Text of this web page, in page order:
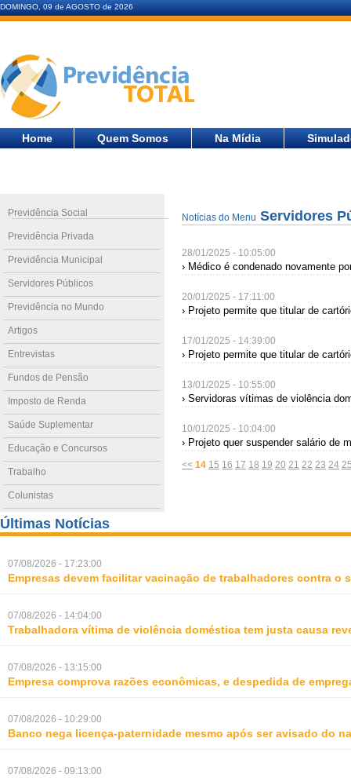
DOMINGO, 09 de AGOSTO de 2026
Home Quem Somos Na Mídia
Previdência Social
Previdência Privada
Previdência Municipal
Servidores Públicos
Previdência no Mundo
Artigos
Entrevistas
Fundos de Pensão
Imposto de Renda
Saúde Suplementar
Educação e Concursos
Trabalho
Colunistas
Notícias do Menu Servidores
28/01/2025 - 10:05:00
› Médico é condenado novamente
20/01/2025 - 17:11:00
› Projeto permite que titular de
17/01/2025 - 14:39:00
› Projeto permite que titular de
13/01/2025 - 10:55:00
› Servidoras vítimas de violência
10/01/2025 - 10:04:00
› Projeto quer suspender salário de
<< 14 15 16 17 18 19 20 21 22 23 24
Últimas Notícias
07/08/2026 - 17:23:00
Empresas devem facilitar vacinação de trabalhadores contra o
07/08/2026 - 14:04:00
Trabalhadora vítima de violência doméstica tem justa causa
07/08/2026 - 13:15:00
Empresa comprova razões econômicas, e despedida de
07/08/2026 - 10:29:00
Banco nega licença-paternidade mesmo após ser avisado do
07/08/2026 - 09:13:00